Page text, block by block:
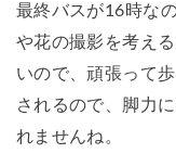
最終バスが16時な
や花の撮影を考え
いので、頑張って
されるので、脚力
れませんね。